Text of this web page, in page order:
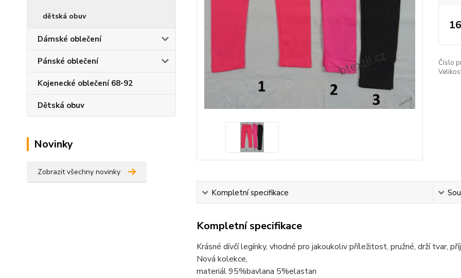
dětská obuv
Dámské oblečení
Pánské oblečení
Kojenecké oblečení 68-92
Dětská obuv
Novinky
Zobrazit všechny novinky
Číslo
Kompletní specifikace
Kompletní specifikace
Krásné dívčí legínky, vhodné pro jakoukoliv příležitost, pružné, drží tvar,
Nová kolekce,
materiál 95%bavlana 5%elastan